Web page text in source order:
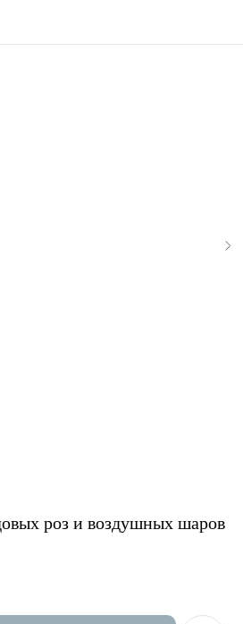
роз и воздушных шаров